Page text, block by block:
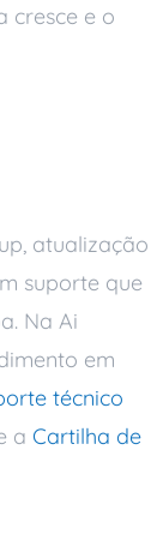
cresce e o
atualização
suporte que
Na Ai
em
técnico
a Cartilha de